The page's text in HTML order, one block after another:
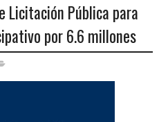
Licitación Pública para
por 6.6 millones